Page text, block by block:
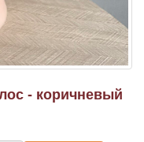
- коричневый